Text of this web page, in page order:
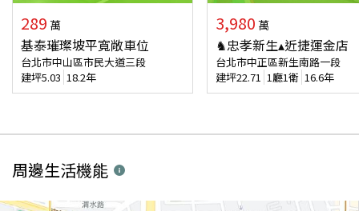
289 萬
基泰璀璨坡平寬敞車位
台北市中山區市民大道三段
建坪5.03 18.2年
3,980 萬
♞忠孝新生▴近捷運金店
台北市中正區新生南路一段
建坪22.71 1廳1衛 16.6年
周邊生活機能